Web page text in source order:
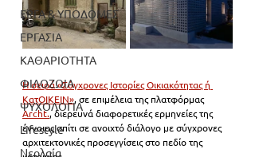
ΕΡΓΑ & ΥΠΟΔΟΜΕΣ
ΕΡΓΑΣΙΑ
ΚΑΘΑΡΙΟΤΗΤΑ
ΦΙΛΟΖΩΙΑ
ΨΥΧΟΛΟΓΙΑ
Lifestyle
Νεολαία
Η σειρά «Σύγχρονες Ιστορίες Οικιακότητας ή
ΚατΟΙΚΕΙΝ», σε επιμέλεια της πλατφόρμας
Archt., διερευνά διαφορετικές ερμηνείες της
έννοιας σπίτι σε ανοιχτό διάλογο με σύγχρονες
αρχιτεκτονικές προσεγγίσεις στο πεδίο της